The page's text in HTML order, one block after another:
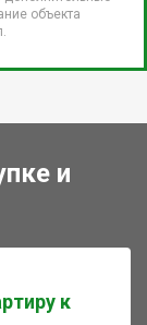
объекта
и
к